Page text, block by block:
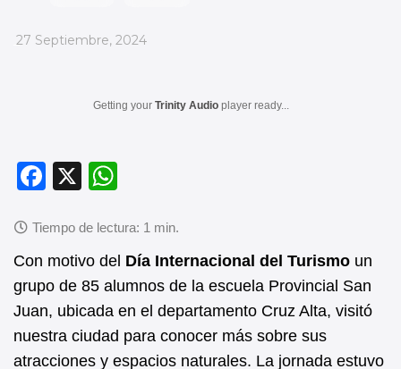
_
27 Septiembre, 2024
Getting your Trinity Audio player ready...
F
c
e
b
o
o
X
at
s
A
p
p
Con motivo del Día Internacional del Turismo un
grupo de 85 alumnos de la escuela Provincial San
Juan, ubicada en el departamento Cruz Alta, visitó
nuestra ciudad para conocer más sobre sus
atracciones y espacios naturales. La jornada estuvo